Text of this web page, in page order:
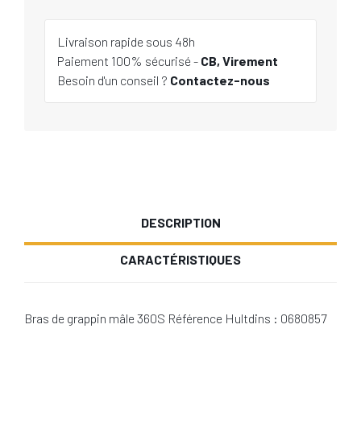
Livraison rapide sous 48h
Paiement 100% sécurisé - CB, Virement
Besoin d'un conseil ? Contactez-nous
DESCRIPTION
CARACTÉRISTIQUES
Bras de grappin mâle 360S Référence Hultdins : 0680857